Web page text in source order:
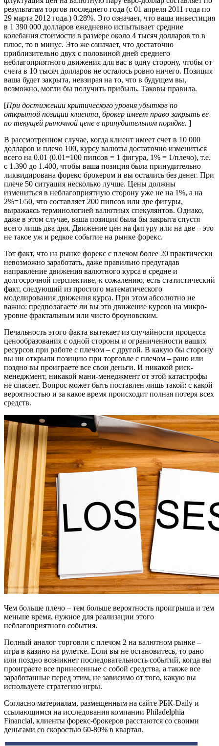
результатам торгов последнего года (с 01 апреля 2011 года по
29 марта 2012 года.) 0.28%. Это означает, что ваша инвестиция
в 1 390 000 долларов ежедневно испытывает средние
колебания стоимости в размере около 4 тысяч долларов то в
плюс, то в минус. Это же означает, что достаточно
приблизительно двух с половиной дней среднего
неблагоприятного движения для вас в одну сторону, чтобы от
счета в 10 тысяч долларов не осталось ровно ничего. Позиция
ваша будет закрыта, невзирая на то, что в будущем вы,
возможно, могли бы получить прибыль. Таковы правила.
[При достижении критического уровня убытков по
открытой позиции клиента, брокер имеет право закрыть ее
по текущей рыночной цене в принудительном порядке. ]
В рассмотренном случае, когда клиент имеет счет в 10 000
долларов и плечо 100, курсу валюты достаточно измениться
всего на 0.01 (0.01=100 пипсов = 1 фигура, 1% = 1/плечо), т.е.
с 1.390 до 1.400, чтобы ваша позиция была принудительно
ликвидирована форекс-брокером и вы остались без денег. При
плече 50 ситуация несколько лучше. Цены должны
измениться в неблагоприятную сторону уже не на 1%, а на
2%=1/50, что составляет 200 пипсов или две фигуры,
выражаясь терминологией валютных спекулянтов. Однако,
даже в этом случае, ваша позиция была бы закрыта спустя
всего лишь два дня. Движение цен на фигуру или на две – это
не такое уж и редкое событие на рынке форекс.
Тот факт, что на рынке форекс с плечом более 20 практически
невозможно заработать, даже правильно предугадав
направление движения валютного курса в средне и
долгосрочной перспективе, к сожалению, есть статистический
факт, следующий из простого математического
моделирования движения курса. При этом абсолютно не
важно: предполагаете ли вы это движение курсов на микро-
уровне фрактальным или чисто броуновским.
Печальность этого факта вытекает из случайности процесса
ценообразования с одной стороны и ограниченности ваших
ресурсов при работе с плечом – с другой. В какую бы сторону
вы ни открыли позицию при торговле с плечом – рано или
поздно вы проиграете все свои деньги. И никакой риск-
менеджмент, никакой мани-менеджмент от этой катастрофы
не спасает. Вопрос может быть поставлен лишь такой: с какой
вероятностью и за какое время происходит полная потеря всех
средств.
Чем больше плечо – тем больше вероятность проигрыша и тем
меньше время, нужное для реализации этого
неблагоприятного события.
Полный аналог торговли с плечом 2 на валютном рынке –
игра в казино на рулетке. Если вы не остановитесь, то рано
или поздно возникнет последовательность событий, когда вы
проиграете все принесенные с собой средства, а также все
заработанные перед этим, не зависимо от того, какую вы
используете стратегию игры.
Согласно материалам, размещенным на сайте РБК-Daily и
ссылающимся на исследования компании Philadelphia
Financial, клиенты форекс-брокеров расстаются со своими
деньгами со скоростью 60-80% в квартал.